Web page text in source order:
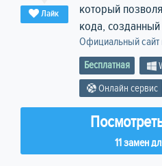
Лайк
который
кода, созданный
Официальный
Бесплатная
Онлайн сервис
11 замен